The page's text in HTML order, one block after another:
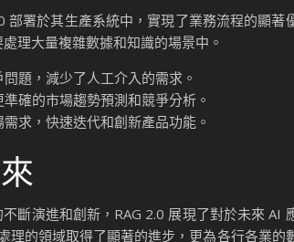
署於其生產系統中，實現了業務流程的顯著
理大量複雜數據和知識的場景中。
題，減少了人工介入的需求。
確的市場趨勢預測和競爭分析。
求，快速迭代和創新產品功能。
斷演進和創新，RAG 2.0 展現了對於未來 AI
的領域取得了顯著的進步，更為各行各業的